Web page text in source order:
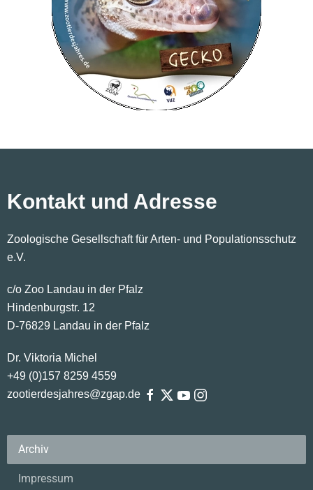
Kontakt und Adresse
Zoologische Gesellschaft für Arten- und Populationsschutz
e.V.
c/o Zoo Landau in der Pfalz
Hindenburgstr. 12
D-76829 Landau in der Pfalz
Dr. Viktoria Michel
+49 (0)157 8259 4559
zootierdesjahres@zgap.de
Archiv
Impressum